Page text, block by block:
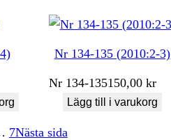
Nr 134-135 (2010:2-3)
Nr 134-135150,00 kr
Lägg till i varukorg
7Nästa sida